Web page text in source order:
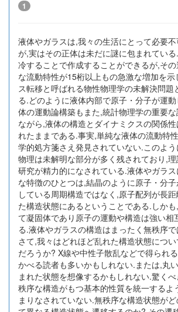
1
液体やガラスは,我々の生活にとって必要
が,実はその正体は未だに謎に包まれてい
冷することで作成することができるが,そ
な流動特性が15桁以上もの急激な増加を示
ス転移と呼ばれる物性物理学の未解決問題
る.どのように液体内部で原子・分子が運
体の運動論構築もまた,統計物理学の重要
ながら,液体の構造とダイナミクスの関係
れたままである.事実,単純な液体の流動特
学的処方箋さえ発見されていない.このよ
物理は未解明な部分が多く残されており,
研究が精力的になされている.液体やガラ
な特徴のひとつは,結晶のように原子・分
している周期構造ではなく,原子配列が長
た構造状態にあるということである.しか
て凝固体であり原子の運動や構造は強い相
る.液体やガラスの構造はまったく無秩序
さて,我々はどれほど乱れた構造状態につ
だろうか? X線や中性子散乱などで得られ
かべる読者も多いかもしれない.または,丸
まれた状態を想像するかもしれない.驚く
秩序な構造がもつ基本的性質を統一するよ
まりなされていない.無秩序な構造状態が